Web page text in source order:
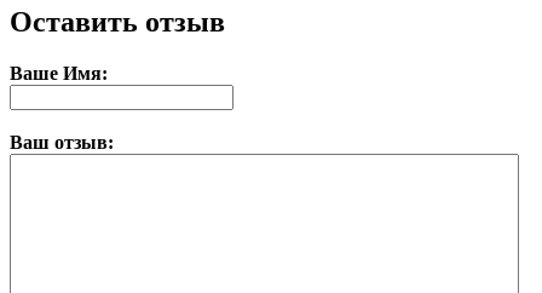
Оставить отзыв
Ваше Имя:
Ваш отзыв: